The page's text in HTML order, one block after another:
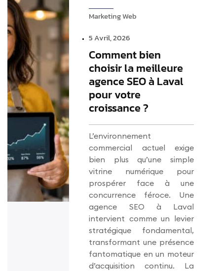
Marketing Web
5 Avril, 2026
Comment bien
choisir la meilleure
agence SEO à Laval
pour votre
croissance ?
L’environnement
commercial actuel exige
bien plus qu’une simple
vitrine numérique pour
prospérer face à une
concurrence féroce. Une
agence SEO à Laval
intervient comme un levier
stratégique fondamental,
transformant une présence
fantomatique en un moteur
d’acquisition continu. La